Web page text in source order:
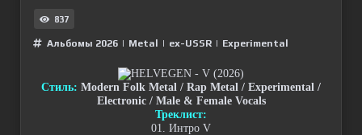
837
Альбомы 2026 | Metal | ex-USSR | Experimental
Стиль: Modern Folk Metal / Rap Metal / Experimental /
Electronic / Male & Female Vocals
Треклист:
01. Интро V